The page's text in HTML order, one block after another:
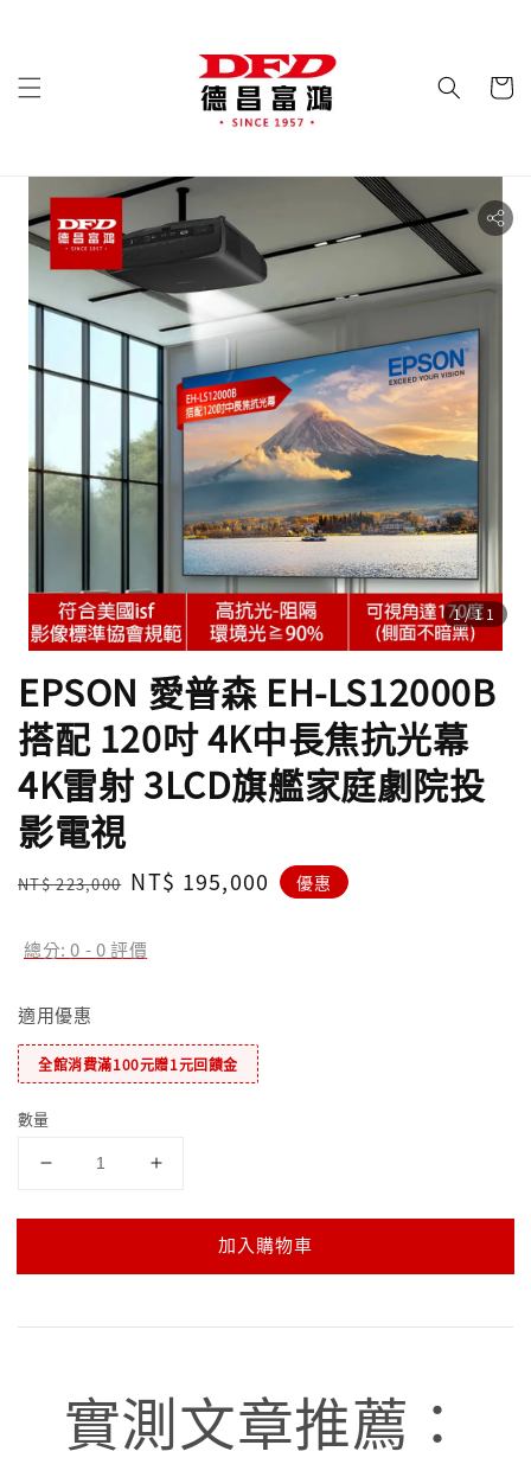
1/11
EPSON 愛普森 EH-LS12000B
搭配 120吋 4K中長焦抗光幕
4K雷射 3LCD旗艦家庭劇院投
影電視
Regular
NT$ 223,000 Sale
NT$ 195,000 優惠
總分:0 -0評價
適用優惠
全館消費滿100元贈1元回饋金
數量
加入購物車
實測文章推薦：